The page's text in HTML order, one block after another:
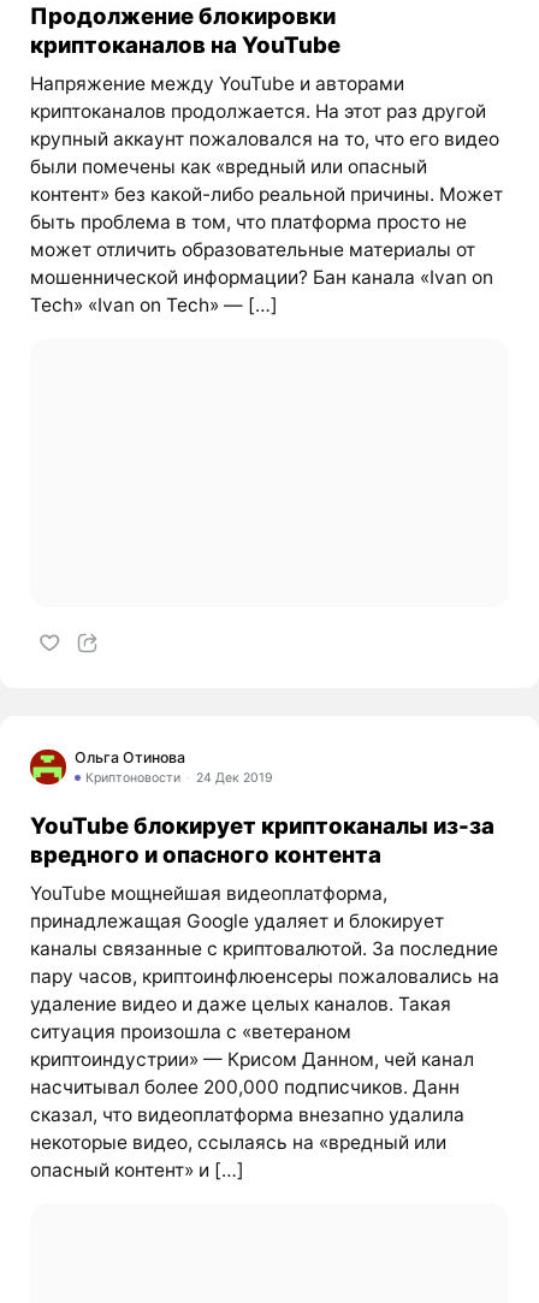
Продолжение блокировки
криптоканалов на YouTube
Напряжение между YouTube и авторами
криптоканалов продолжается. На этот раз другой
крупный аккаунт пожаловался на то, что его видео
были помечены как «вредный или опасный
контент» без какой-либо реальной причины. Может
быть проблема в том, что платформа просто не
может отличить образовательные материалы от
мошеннической информации? Бан канала «Ivan on
Tech» «Ivan on Tech» — […]
Ольга Отинова
Криптоновости 24 Дек 2019
YouTube блокирует криптоканалы из-за
вредного и опасного контента
YouTube мощнейшая видеоплатформа,
принадлежащая Google удаляет и блокирует
каналы связанные с криптовалютой. За последние
пару часов, криптоинфлюенсеры пожаловались на
удаление видео и даже целых каналов. Такая
ситуация произошла с «ветераном
криптоиндустрии» — Крисом Данном, чей канал
насчитывал более 200,000 подписчиков. Данн
сказал, что видеоплатформа внезапно удалила
некоторые видео, ссылаясь на «вредный или
опасный контент» и […]